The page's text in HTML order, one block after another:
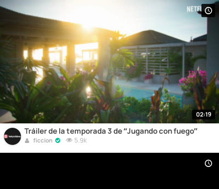
02:19
Tráiler de la temporada 3 de “Jugando con fuego”
ficcion 5.9k